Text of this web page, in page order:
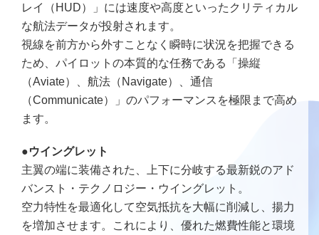
レイ（HUD）」には速度や高度といったクリティカル
な航法データが投射されます。
視線を前方から外すことなく瞬時に状況を把握できる
ため、パイロットの本質的な任務である「操縦
（Aviate）、航法（Navigate）、通信
（Communicate）」のパフォーマンスを極限まで高め
ます。
●ウイングレット
主翼の端に装備された、上下に分岐する最新鋭のアド
バンスト・テクノロジー・ウイングレット。
空力特性を最適化して空気抵抗を大幅に削減し、揚力
を増加させます。これにより、優れた燃費性能と環境